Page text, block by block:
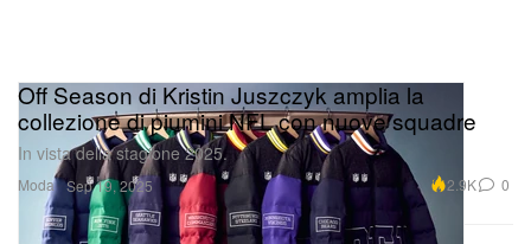
Moda
Off Season di Kristin Juszczyk amplia la
collezione di piumini NFL con nuove squadre
In vista della stagione 2025.
Sep 19, 2025 2.9K 0